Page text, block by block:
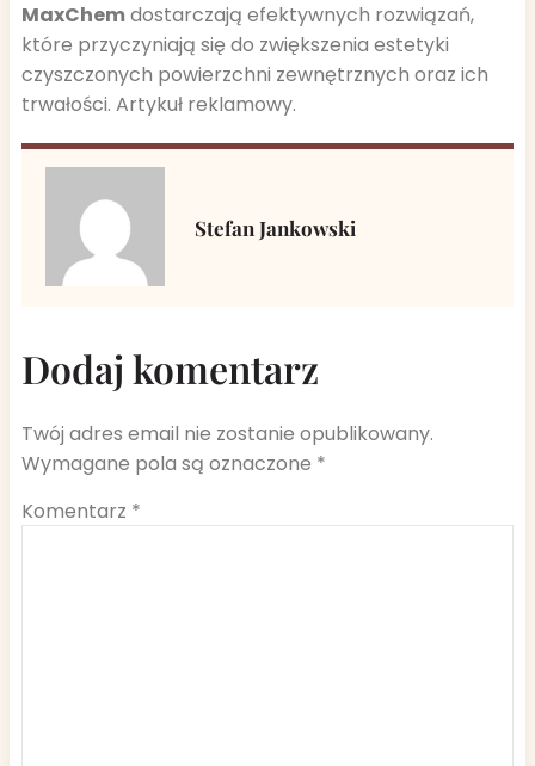
MaxChemdostarczają efektywnych rozwiązań,
które przyczyniają się do zwiększenia estetyki
czyszczonych powierzchni zewnętrznych oraz ich
trwałości. Artykuł reklamowy.
Stefan Jankowski
Dodaj komentarz
Twój adres email nie zostanie opublikowany.
Wymagane pola są oznaczone *
Komentarz *